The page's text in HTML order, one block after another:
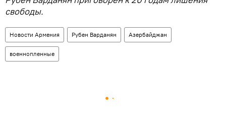
свободы.
Новости Армения Рубен Варданян Азербайджан
военнопленные